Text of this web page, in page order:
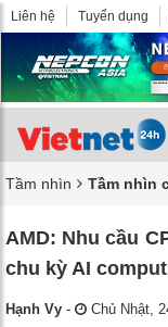
Liên hệ Tuyển dụng
Tầm nhìn Tầm nhìn
AMD: Nhu cầu
chu kỳ AI
Hạnh Vy - Chủ Nhật,